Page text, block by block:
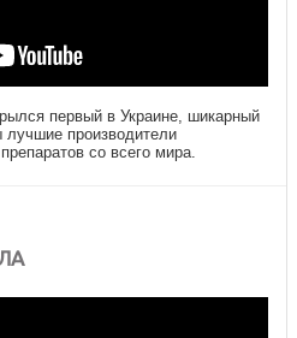
первый в Украине, шикарный
лучшие производители
со всего мира.